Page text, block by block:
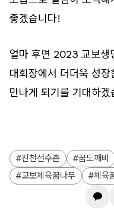
좋겠습니다!
얼마 후면 2023 교보생
대회장에서 더더욱 성
만나게 되기를 기대하겠
진천선수촌 꿈도깨비
교보체육꿈나무
체육